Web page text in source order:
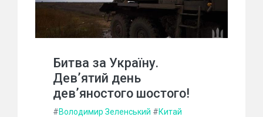
Битва за Україну.
Дев’ятий день
дев’яностого шостого!
#Володимир Зеленський #Китай